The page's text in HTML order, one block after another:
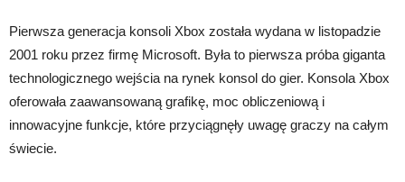
Pierwsza generacja konsoli Xbox została wydana w listopadzie
2001 roku przez firmę Microsoft. Była to pierwsza próba giganta
technologicznego wejścia na rynek konsol do gier. Konsola Xbox
oferowała zaawansowaną grafikę, moc obliczeniową i
innowacyjne funkcje, które przyciągnęły uwagę graczy na całym
świecie.